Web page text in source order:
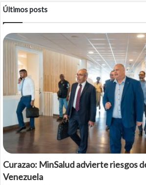
Últimos posts
Curazao: MinSalud advierte riesgos
Venezuela